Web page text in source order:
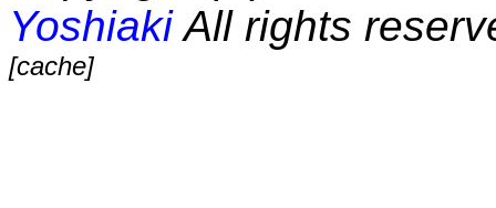
YoshiakiAll rights
[cache]